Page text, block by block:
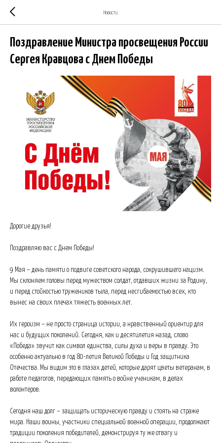
Новости
Поздравление Министра просвещения России
Сергея Кравцова с Днем Победы
Дорогие друзья!
Поздравляю вас с Днем Победы!
9 Мая – день памяти о подвиге советского народа, сокрушившего нацизм.
Мы склоняем головы перед мужеством солдат, отдавших жизни за Родину,
и перед стойкостью тружеников тыла, перед несгибаемостью всех, кто
вынес на своих плечах тяжесть военных лет.
Их героизм – не просто страница истории, а нравственный ориентир для
нас и будущих поколений. Сегодня, как и десятилетия назад, слово
«Победа» звучит как символ единства, силы духа и веры в правду. Это
особенно актуально в год 80-летия Великой Победы и Год защитника
Отечества. Мы видим это в глазах детей, которые дарят цветы ветеранам, в
работе педагогов, передающих память о войне ученикам, в делах
волонтеров.
Сегодня наш долг – защищать историческую правду и стоять на страже
мира. Наши воины, участники специальной военной операции, продолжают
традиции поколения победителей, демонстрируя ту же отвагу и